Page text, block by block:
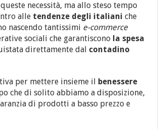
necessità, ma allo steso tempo
alle tendenze degli italiani che
nascendo tantissimi e-commerce
sociali che garantiscono la spesa
direttamente dal contadino
per mettere insieme il
benessere
che di solito abbiamo a disposizione,
di prodotti a basso prezzo e